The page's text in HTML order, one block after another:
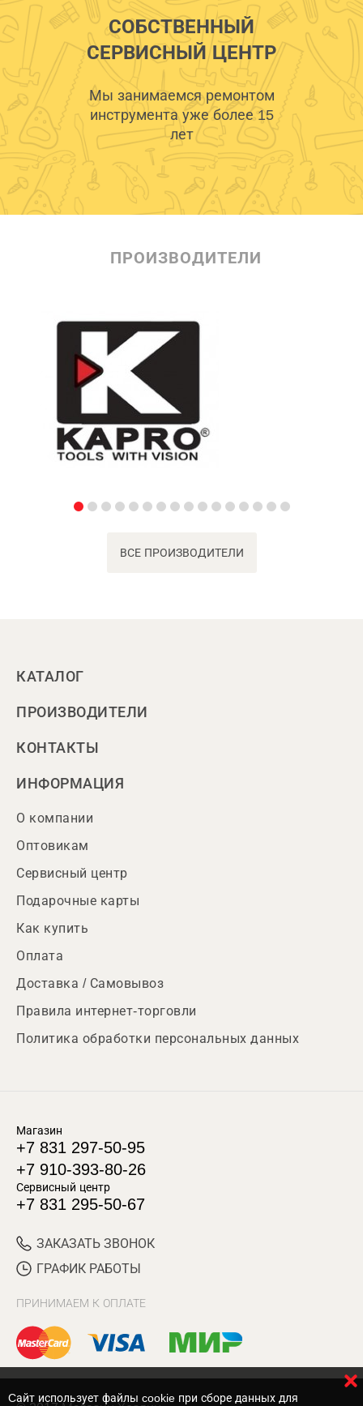
СОБСТВЕННЫЙ
СЕРВИСНЫЙ ЦЕНТР
Мы занимаемся ремонтом
инструмента уже более 15
лет
ПРОИЗВОДИТЕЛИ
ВСЕ ПРОИЗВОДИТЕЛИ
КАТАЛОГ
ПРОИЗВОДИТЕЛИ
КОНТАКТЫ
ИНФОРМАЦИЯ
О компании
Оптовикам
Сервисный центр
Подарочные карты
Как купить
Оплата
Доставка / Самовывоз
Правила интернет-торговли
Политика обработки персональных данных
Магазин
+7 831 297-50-95
+7 910-393-80-26
Сервисный центр
+7 831 295-50-67
ЗАКАЗАТЬ ЗВОНОК
ГРАФИК РАБОТЫ
ПРИНИМАЕМ К ОПЛАТЕ
Cайт использует файлы cookie при сборе данных для